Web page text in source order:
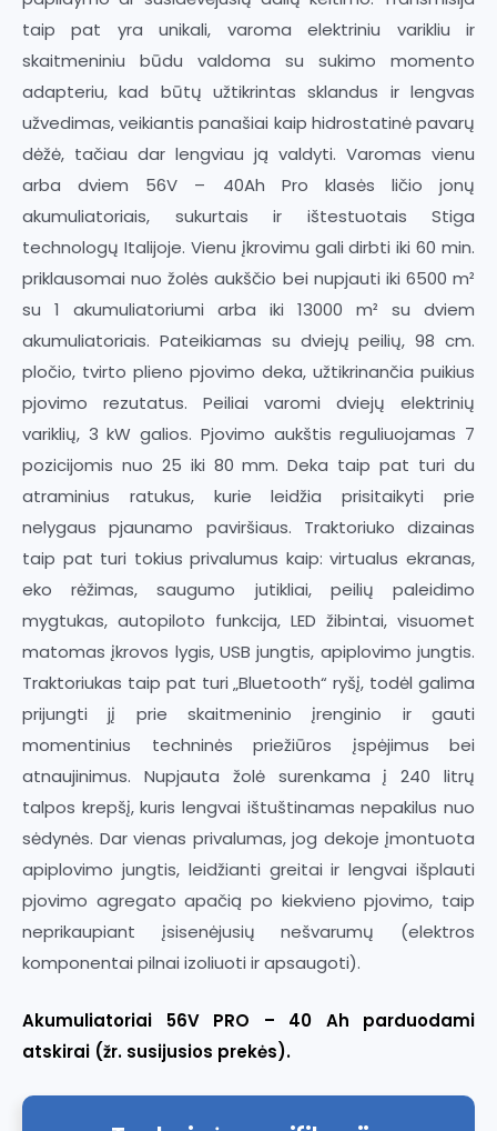
taip pat yra unikali, varoma elektriniu varikliu ir
skaitmeniniu būdu valdoma su sukimo momento
adapteriu, kad būtų užtikrintas sklandus ir lengvas
užvedimas, veikiantis panašiai kaip hidrostatinė pavarų
dėžė, tačiau dar lengviau ją valdyti. Varomas vienu
arba dviem 56V – 40Ah Pro klasės ličio jonų
akumuliatoriais, sukurtais ir ištestuotais Stiga
technologų Italijoje. Vienu įkrovimu gali dirbti iki 60 min.
priklausomai nuo žolės aukščio bei nupjauti iki 6500 m²
su 1 akumuliatoriumi arba iki 13000 m² su dviem
akumuliatoriais. Pateikiamas su dviejų peilių, 98 cm.
pločio, tvirto plieno pjovimo deka, užtikrinančia puikius
pjovimo rezutatus. Peiliai varomi dviejų elektrinių
variklių, 3 kW galios. Pjovimo aukštis reguliuojamas 7
pozicijomis nuo 25 iki 80 mm. Deka taip pat turi du
atraminius ratukus, kurie leidžia prisitaikyti prie
nelygaus pjaunamo paviršiaus. Traktoriuko dizainas
taip pat turi tokius privalumus kaip: virtualus ekranas,
eko rėžimas, saugumo jutikliai, peilių paleidimo
mygtukas, autopiloto funkcija, LED žibintai, visuomet
matomas įkrovos lygis, USB jungtis, apiplovimo jungtis.
Traktoriukas taip pat turi „Bluetooth“ ryšį, todėl galima
prijungti jį prie skaitmeninio įrenginio ir gauti
momentinius techninės priežiūros įspėjimus bei
atnaujinimus. Nupjauta žolė surenkama į 240 litrų
talpos krepšį, kuris lengvai ištuštinamas nepakilus nuo
sėdynės. Dar vienas privalumas, jog dekoje įmontuota
apiplovimo jungtis, leidžianti greitai ir lengvai išplauti
pjovimo agregato apačią po kiekvieno pjovimo, taip
neprikaupiant įsisenėjusių nešvarumų (elektros
komponentai pilnai izoliuoti ir apsaugoti).
Akumuliatoriai 56V PRO – 40 Ah parduodami
atskirai (žr. susijusios prekės).